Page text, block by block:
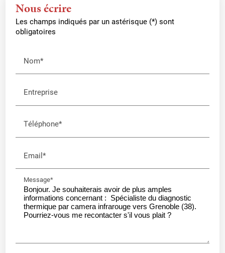
Nous écrire
Les champs indiqués par un astérisque (*) sont
obligatoires
Nom*
Entreprise
Téléphone*
Email*
Message*